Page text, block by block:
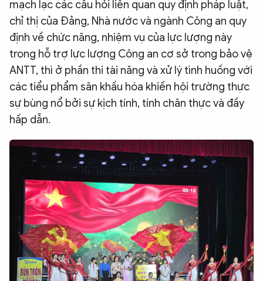
mạch lạc các câu hỏi liên quan quy định pháp luật,
chỉ thị của Đảng, Nhà nước và ngành Công an quy
định về chức năng, nhiệm vụ của lực lượng này
trong hỗ trợ lực lượng Công an cơ sở trong bảo vệ
ANTT, thì ở phần thi tài năng và xử lý tình huống với
các tiểu phẩm sân khấu hóa khiến hội trường thực
sự bùng nổ bởi sự kịch tính, tính chân thực và đầy
hấp dẫn.